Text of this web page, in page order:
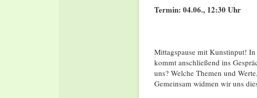
Termin: 04.06., 12:30 Uhr
Mittagspause mit Kunstinput!
kommt anschließend ins
uns? Welche Themen und
Gemeinsam widmen wir uns